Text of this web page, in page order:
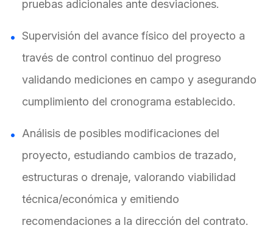
pruebas adicionales ante desviaciones.
Supervisión del avance físico del proyecto a
través de control continuo del progreso
validando mediciones en campo y asegurando
cumplimiento del cronograma establecido.
Análisis de posibles modificaciones del
proyecto, estudiando cambios de trazado,
estructuras o drenaje, valorando viabilidad
técnica/económica y emitiendo
recomendaciones a la dirección del contrato.